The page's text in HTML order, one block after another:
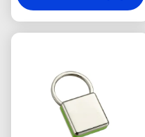
de Lasergravure Gift